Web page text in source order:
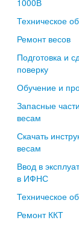
1000В
Техническое
Ремонт весов
Подготовка и
поверку
Обучение и
Запасные
весам
Скачать
весам
Ввод в
в ИФНС
Техническое
Ремонт ККТ